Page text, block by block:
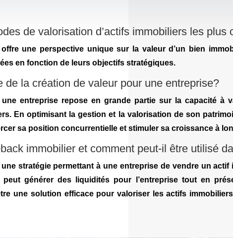
de valorisation d’actifs immobiliers les plus
une perspective unique sur la valeur d’un bien
en fonction de leurs objectifs stratégiques.
de la création de valeur pour une entreprise?
entreprise repose en grande partie sur la capacité à
En optimisant la gestion et la valorisation de son
sa position concurrentielle et stimuler sa croissance à
immobilier et comment peut-il être utilisé
stratégie permettant à une entreprise de vendre un
peut générer des liquidités pour l’entreprise tout en
une solution efficace pour valoriser les actifs